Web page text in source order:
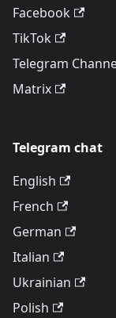
Facebook
TikTok
Telegram
Matrix
Telegram chat
English
French
German
Italian
Ukrainian
Polish